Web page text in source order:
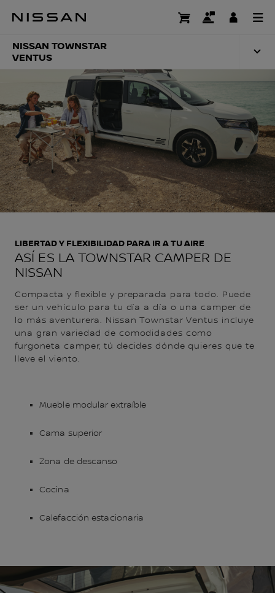
NISSAN
NISSAN TOWNSTAR
VENTUS
LIBERTAD Y FLEXIBILIDAD PARA IR A TU AIRE
ASÍ ES LA TOWNSTAR CAMPER DE
NISSAN
Compacta y flexible y preparada para todo. Puede
ser un vehículo para tu día a día o una camper de
lo más aventurera. Nissan Townstar Ventus incluye
una gran variedad de comodidades como
furgoneta camper, tú decides dónde quieres que te
lleve el viento.
Mueble modular extraíble
Cama superior
Zona de descanso
Cocina
Calefacción estacionaria